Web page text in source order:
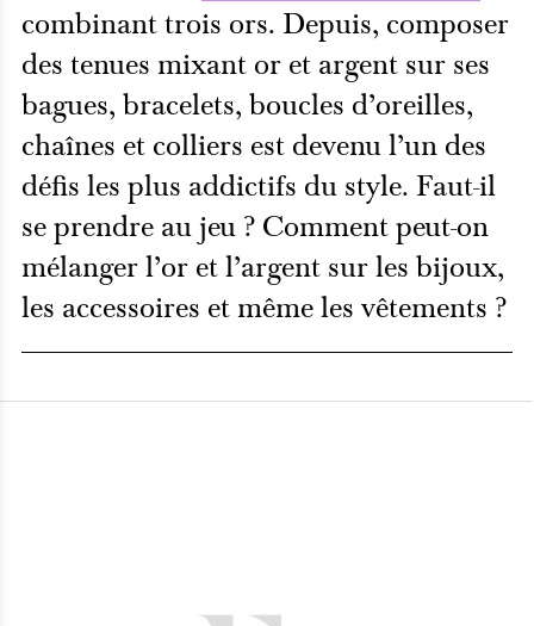
combinant trois ors. Depuis, composer
des tenues mixant or et argent sur ses
bagues, bracelets, boucles d’oreilles,
chaînes et colliers est devenu l’un des
défis les plus addictifs du style. Faut-il
se prendre au jeu ? Comment peut-on
mélanger l’or et l’argent sur les bijoux,
les accessoires et même les vêtements ?